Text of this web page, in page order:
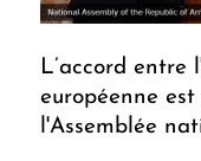
L’accord entre
européenne
l'Assemblée